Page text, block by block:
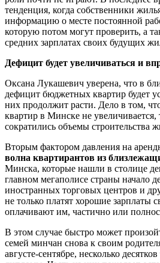
тенденция, когда собственники
информацию о месте постоянной
которую потом могут проверить, а
средних зарплатах своих будущих
Дефицит будет увеличиваться и
Оксана Лукашевич уверена, что в
дефицит бюджетных квартир будет
них продолжит расти. Дело в том,
квартир в Минске не увеличивается,
сократились объемы строительства
Вторым фактором давления на
волна квартирантов из
Минска, которые нашли в столице
главном мегаполисе страны начало
иностранных торговых центров и
не только платят хорошие зарплаты
оплачивают им, частично или
В этом случае быстро может
семей минчан снова к своим
августе-сентябре, несколько